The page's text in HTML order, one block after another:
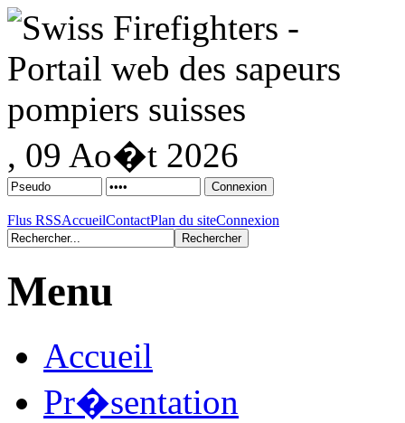
, 09 Ao�t 2026
Flus RSSAccueilContactPlan du siteConnexion
Menu
Accueil
Pr�sentation